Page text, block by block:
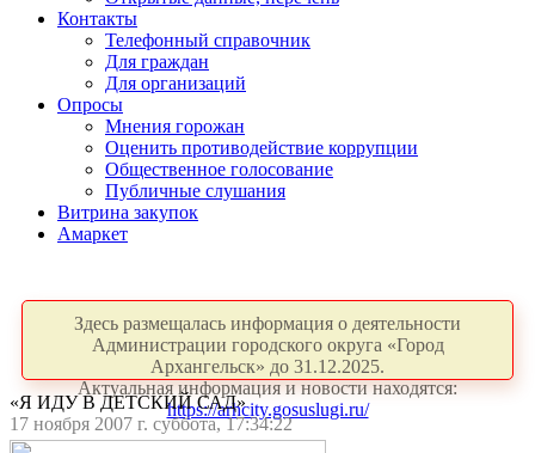
Контакты
Телефонный справочник
Для граждан
Для организаций
Опросы
Мнения горожан
Оценить противодействие коррупции
Общественное голосование
Публичные слушания
Витрина закупок
Амаркет
Здесь размещалась информация о деятельности
Администрации городского округа «Город
Архангельск» до 31.12.2025.
Актуальная информация и новости находятся:
https://arhcity.gosuslugi.ru/
«Я ИДУ В ДЕТСКИЙ САД»
17 ноября 2007 г. суббота, 17:34:22